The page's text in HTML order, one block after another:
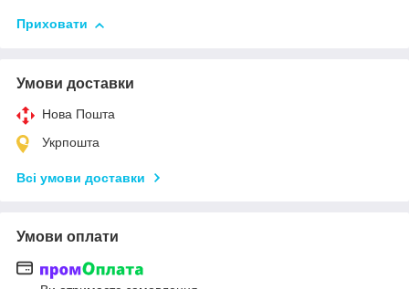
Приховати
Умови доставки
Нова Пошта
Укрпошта
Всі умови доставки
Умови оплати